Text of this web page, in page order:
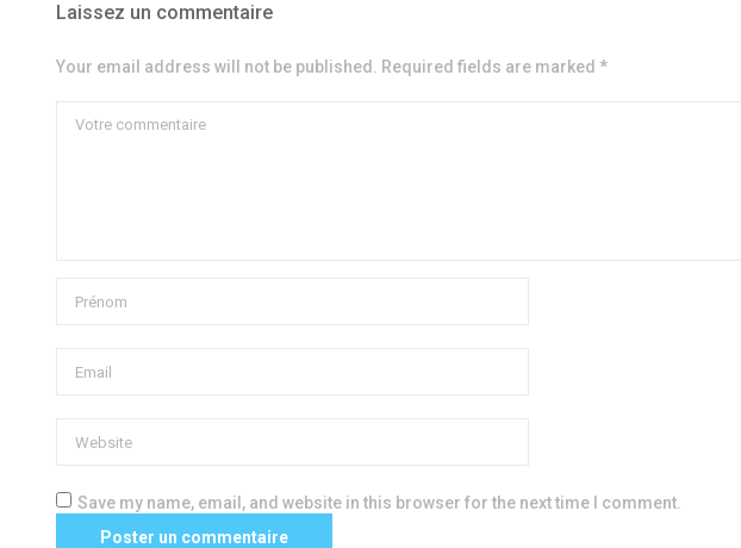
Laissez un commentaire
Your email address will not be published. Required fields are marked *
Save my name, email, and website in this browser for the next time I comment.